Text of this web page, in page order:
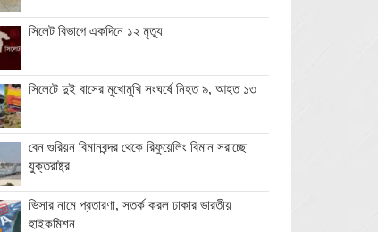
সিলেট বিভাগে একদিনে ১২ মৃত্যু
সিলেটে দুই বাসের মুখোমুখি সংঘর্ষে নিহত ৯, আহত ১৩
বেন গুরিয়ন বিমানবন্দর থেকে রিফুয়েলিং বিমান সরাচ্ছে
যুক্তরাষ্ট্র
ভিসার নামে প্রতারণা, সতর্ক করল ঢাকার ভারতীয়
হাইকমিশন